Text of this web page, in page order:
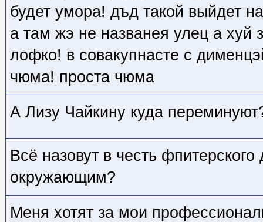
будет умора! дъд такой выйдет
а там жэ не названея улец а хуй
лофко! в совакупнасте с
чюма! проста чюма
А Лизу Чайкину куда
Всё назовут в честь
окружающим?
Меня хотят за мои